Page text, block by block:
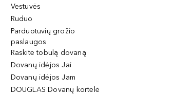
Vestuvės
Ruduo
Parduotuvių grožio
paslaugos
Raskite tobulą dovaną
Dovanų idėjos Jai
Dovanų idėjos Jam
DOUGLAS Dovanų kortelė